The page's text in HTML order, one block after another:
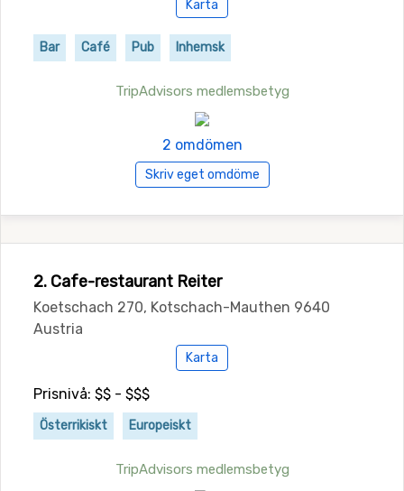
Karta
Bar Café Pub Inhemsk
TripAdvisors medlemsbetyg
2 omdömen
Skriv eget omdöme
2. Cafe-restaurant Reiter
Koetschach 270, Kotschach-Mauthen 9640
Austria
Karta
Prisnivå: $$ - $$$
Österrikiskt Europeiskt
TripAdvisors medlemsbetyg